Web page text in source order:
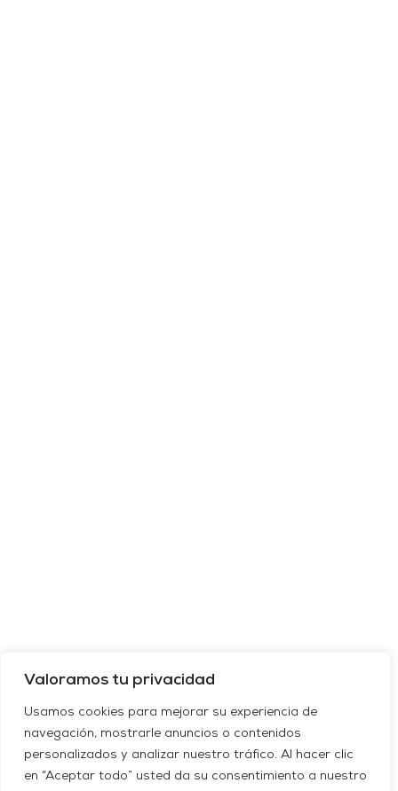
Valoramos tu privacidad
Usamos cookies para mejorar su experiencia de
navegación, mostrarle anuncios o contenidos
personalizados y analizar nuestro tráfico. Al hacer clic
en “Aceptar todo” usted da su consentimiento a nuestro